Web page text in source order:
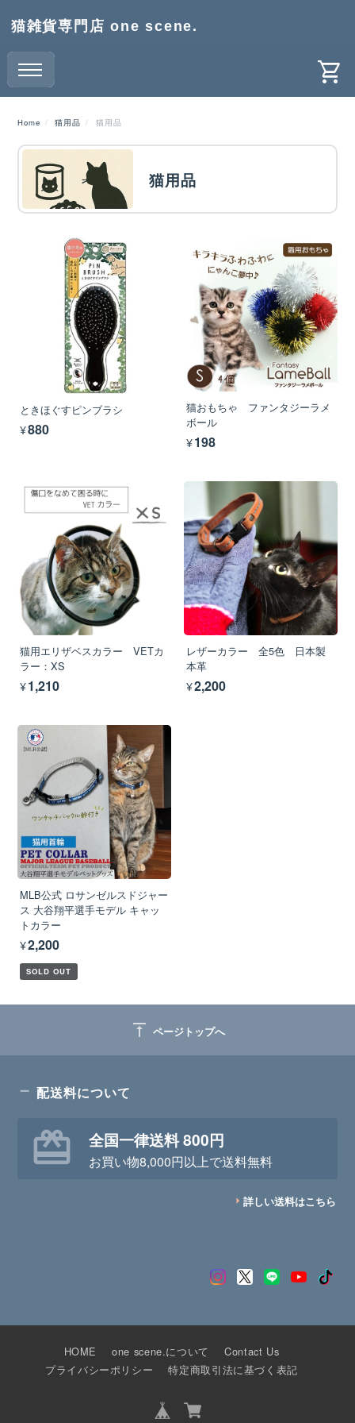
猫雑貨専門店 one scene.
Home 猫用品 猫用品
猫用品
ときほぐすピンブラシ
¥880
猫おもちゃ ファンタジーラメ
ボール
¥198
猫用エリザベスカラー VETカ
ラー：XS
¥1,210
レザーカラー 全5色 日本製
本革
¥2,200
MLB公式 ロサンゼルスドジャー
ス 大谷翔平選手モデル キャッ
トカラー
¥2,200
SOLD OUT
vertical_align_top ページトップへ
配送料について
全国一律送料 800円
お買い物8,000円以上で送料無料
詳しい送料はこちら
HOME one scene.について
Contact Us
プライバシーポリシー
特定商取引法に基づく表記